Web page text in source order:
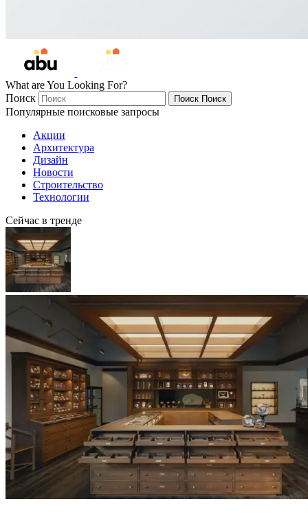
What are You Looking For?
Поиск
Поиск Поиск
Популярные поисковые запросы
Акции
Архитектура
Дизайн
Новости
Строительство
Технологии
Сейчас в тренде